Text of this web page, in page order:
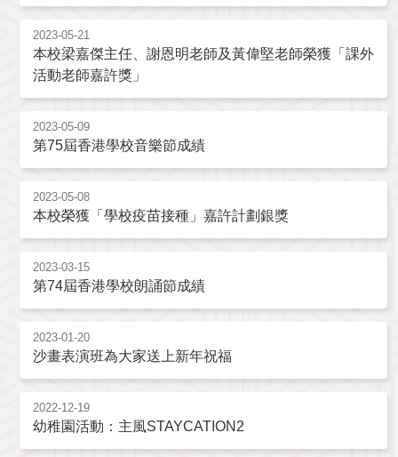
2023-05-21
本校梁嘉傑主任、謝恩明老師及黃偉堅老師榮獲「課外
活動老師嘉許獎」
2023-05-09
第75屆香港學校音樂節成績
2023-05-08
本校榮獲「學校疫苗接種」嘉許計劃銀獎
2023-03-15
第74屆香港學校朗誦節成績
2023-01-20
沙畫表演班為大家送上新年祝福
2022-12-19
幼稚園活動：主風STAYCATION2